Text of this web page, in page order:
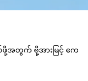
ဖို့အတွက် ဗို့အားမြင့် ကေ